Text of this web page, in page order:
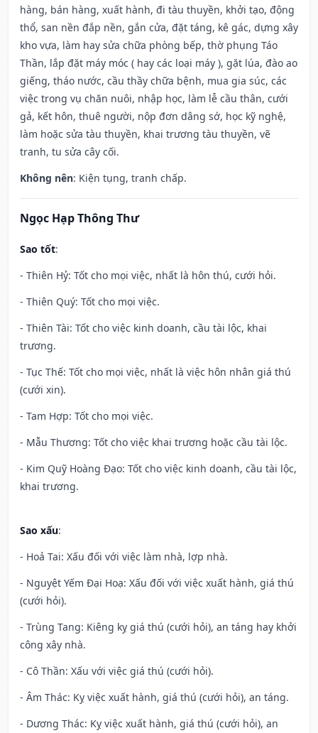
hàng, bán hàng, xuất hành, đi tàu thuyền, khởi tạo, động
thổ, san nền đắp nền, gắn cửa, đặt táng, kê gác, dựng xây
kho vựa, làm hay sửa chữa phòng bếp, thờ phụng Táo
Thần, lắp đặt máy móc ( hay các loại máy ), gặt lúa, đào ao
giếng, tháo nước, cầu thầy chữa bệnh, mua gia súc, các
việc trong vụ chăn nuôi, nhập học, làm lễ cầu thân, cưới
gả, kết hôn, thuê người, nộp đơn dâng sớ, học kỹ nghệ,
làm hoặc sửa tàu thuyền, khai trương tàu thuyền, vẽ
tranh, tu sửa cây cối.
Không nên: Kiện tụng, tranh chấp.
Ngọc Hạp Thông Thư
Sao tốt:
- Thiên Hỷ: Tốt cho mọi việc, nhất là hôn thú, cưới hỏi.
- Thiên Quý: Tốt cho mọi việc.
- Thiên Tài: Tốt cho việc kinh doanh, cầu tài lộc, khai
trương.
- Tục Thế: Tốt cho mọi việc, nhất là việc hôn nhân giá thú
(cưới xin).
- Tam Hợp: Tốt cho mọi việc.
- Mẫu Thương: Tốt cho việc khai trương hoặc cầu tài lộc.
- Kim Quỹ Hoàng Đạo: Tốt cho việc kinh doanh, cầu tài lộc,
khai trương.
Sao xấu:
- Hoả Tai: Xấu đối với việc làm nhà, lợp nhà.
- Nguyệt Yếm Đại Hoạ: Xấu đối với việc xuất hành, giá thú
(cưới hỏi).
- Trùng Tang: Kiêng kỵ giá thú (cưới hỏi), an táng hay khởi
công xây nhà.
- Cô Thần: Xấu với việc giá thú (cưới hỏi).
- Âm Thác: Kỵ việc xuất hành, giá thú (cưới hỏi), an táng.
- Dương Thác: Kỵ việc xuất hành, giá thú (cưới hỏi), an